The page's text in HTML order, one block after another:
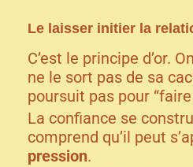
Le laisser initier la
C’est le principe d’or.
ne le sort pas de sa
poursuit pas pour “faire
La confiance se
comprend qu’il peut
pression.